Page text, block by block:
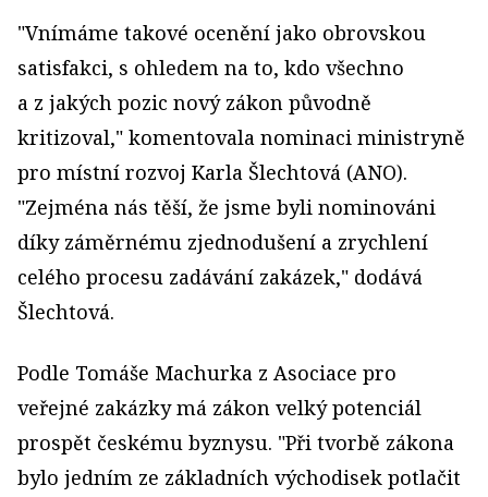
"Vnímáme takové ocenění jako obrovskou
satisfakci, s ohledem na to, kdo všechno
a z jakých pozic nový zákon původně
kritizoval," komentovala nominaci ministryně
pro místní rozvoj Karla Šlechtová (ANO).
"Zejména nás těší, že jsme byli nominováni
díky záměrnému zjednodušení a zrychlení
celého procesu zadávání zakázek," dodává
Šlechtová.
Podle Tomáše Machurka z Asociace pro
veřejné zakázky má zákon velký potenciál
prospět českému byznysu. "Při tvorbě zákona
bylo jedním ze základních východisek potlačit